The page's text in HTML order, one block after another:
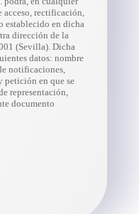
acceso, rectificación,
establecido en dicha
dirección de la
(Sevilla). Dicha
datos: nombre
notificaciones,
petición en que se
representación,
documento